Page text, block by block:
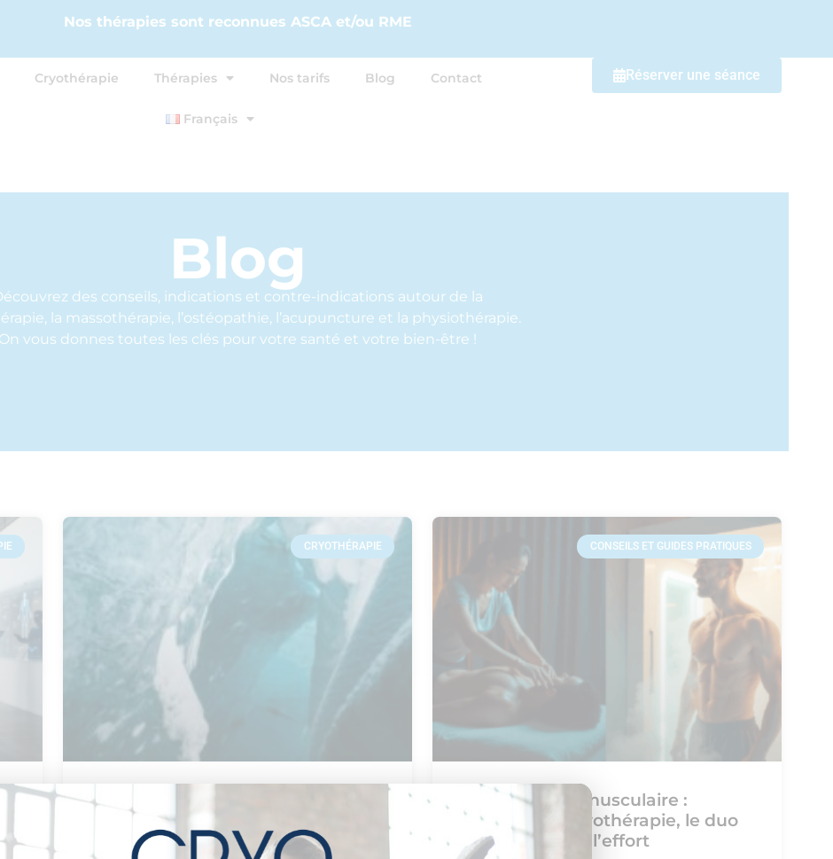
Nos thérapies sont reconnues ASCA et/ou RME
Cryothérapie Thérapies Nos tarifs Blog Contact
Français
Réserver une séance
Blog
des conseils, indications et contre-indications autour de la
la massothérapie, l’ostéopathie, l’acupuncture et la physiothérapie.
On vous donnes toutes les clés pour votre santé et votre bien-être !
CRYOTHÉRAPIE
Nos conseils pour réussir sa
première séance de cryothérapie
Article mis à jour le 5/11/2025 La cryothérapie vous
CONSEILS ET GUIDES PRATIQUES
Récupération musculaire :
massage et cryothérapie, le duo
gagnant après l’effort